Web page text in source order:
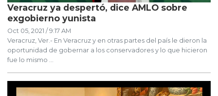
Veracruz ya despertó, dice AMLO sobre
exgobierno yunista
Oct 05, 2021 / 9:17 AM
Veracruz, Ver.- En Veracruz y en otras partes del país le dieron la
oportunidad de gobernar a los conservadores y lo que hicieron
fue lo mismo ...